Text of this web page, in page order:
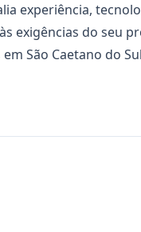
experiência,
exigências do seu
em São Caetano do